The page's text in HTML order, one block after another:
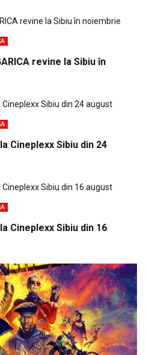
revine la Sibiu în
Cineplexx Sibiu din 24
Cineplexx Sibiu din 16